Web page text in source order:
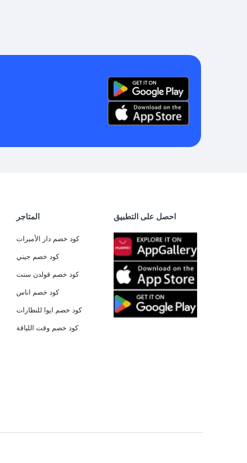
المتاجر
كود خصم دار الأميرات
كود خصم جيني
كود خصم قولدن سنت
كود خصم اناس
كود خصم ايوا للنظارات
كود خصم وقت اللياقة
احصل على التطبيق